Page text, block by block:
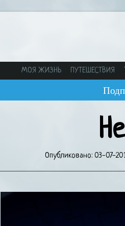
МОЯ ЖИЗНЬ ПУТЕШЕСТВИЯ
Опубликовано: 03-07-